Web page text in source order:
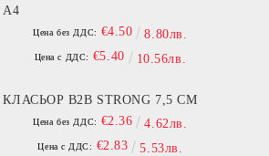
A4
Цена без ДДС: €4.50 8.80лв.
Цена с ДДС: €5.40 10.56лв.
КЛАСЬОР B2B STRONG 7,5 СМ
Цена без ДДС: €2.36 4.62лв.
Цена с ДДС: €2.83 5.53лв.